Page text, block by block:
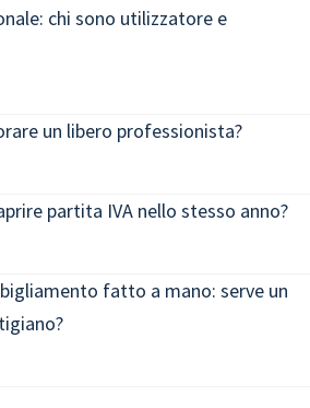
chi sono utilizzatore e
un libero professionista?
partita IVA nello stesso anno?
fatto a mano: serve un